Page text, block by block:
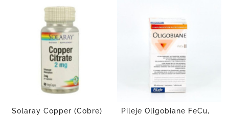
Solaray Copper (Cobre)
Pileje Oligobiane FeCu,